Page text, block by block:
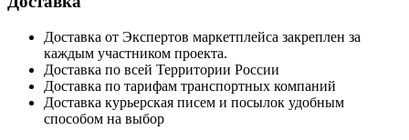
Доставка от Экспертов маркетплейса закреплен за
каждым участником проекта.
Доставка по всей Территории России
Доставка по тарифам транспортных компаний
Доставка курьерская писем и посылок удобным
способом на выбор